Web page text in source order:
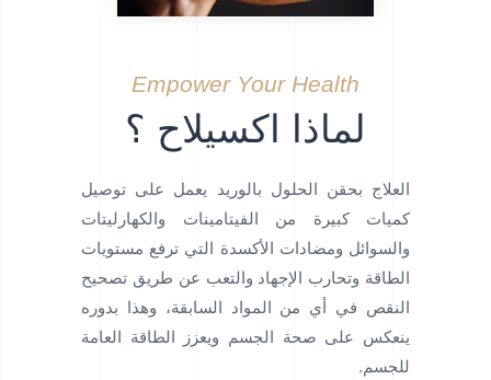
Empower Your Health
لماذا اكسيلاح ؟
العلاج بحقن الحلول بالوريد يعمل على توصيل
كميات كبيرة من الفيتامينات والكهارليتات
والسوائل ومضادات الأكسدة التي ترفع مستويات
الطاقة وتحارب الإجهاد والتعب عن طريق تصحيح
النقص في أي من المواد السابقة، وهذا بدوره
ينعكس على صحة الجسم ويعزز الطاقة العامة
للجسم.